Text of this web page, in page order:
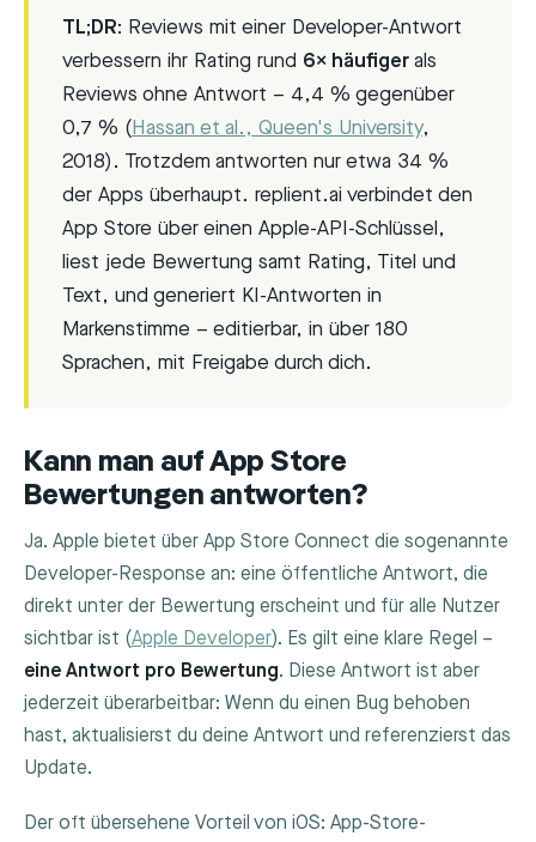
TL;DR: Reviews mit einer Developer-Antwort
verbessern ihr Rating rund 6× häufiger als
Reviews ohne Antwort – 4,4 % gegenüber
0,7 % (Hassan et al., Queen's University,
2018). Trotzdem antworten nur etwa 34 %
der Apps überhaupt. replient.ai verbindet den
App Store über einen Apple-API-Schlüssel,
liest jede Bewertung samt Rating, Titel und
Text, und generiert KI-Antworten in
Markenstimme – editierbar, in über 180
Sprachen, mit Freigabe durch dich.
Kann man auf App Store
Bewertungen antworten?
Ja. Apple bietet über App Store Connect die sogenannte
Developer-Response an: eine öffentliche Antwort, die
direkt unter der Bewertung erscheint und für alle Nutzer
sichtbar ist (Apple Developer). Es gilt eine klare Regel –
eine Antwort pro Bewertung. Diese Antwort ist aber
jederzeit überarbeitbar: Wenn du einen Bug behoben
hast, aktualisierst du deine Antwort und referenzierst das
Update.
Der oft übersehene Vorteil von iOS: App-Store-